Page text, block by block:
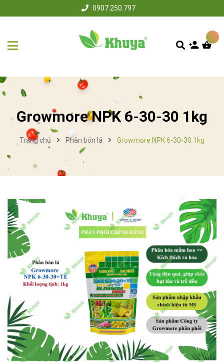
0907.250.797
Growmore NPK 6-30-30 1kg
Trang chủ Phân bón lá Growmore NPK 6-30-30 1kg